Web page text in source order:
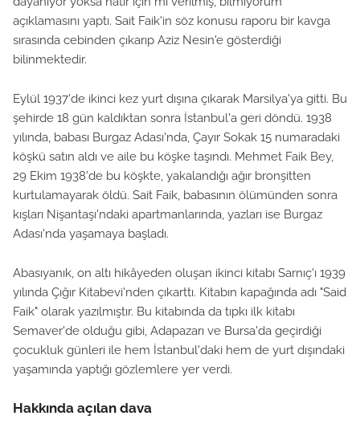
açıklamasını yaptı. Sait Faik'in söz konusu raporu bir kavga
sırasında cebinden çıkarıp Aziz Nesin'e gösterdiği
bilinmektedir.
Eylül 1937'de ikinci kez yurt dışına çıkarak Marsilya'ya gitti. Bu
şehirde 18 gün kaldıktan sonra İstanbul'a geri döndü. 1938
yılında, babası Burgaz Adası'nda, Çayır Sokak 15 numaradaki
köşkü satın aldı ve aile bu köşke taşındı. Mehmet Faik Bey,
29 Ekim 1938'de bu köşkte, yakalandığı ağır bronşitten
kurtulamayarak öldü. Sait Faik, babasının ölümünden sonra
kışları Nişantaşı'ndaki apartmanlarında, yazları ise Burgaz
Adası'nda yaşamaya başladı.
Abasıyanık, on altı hikâyeden oluşan ikinci kitabı Sarnıç'ı 1939
yılında Çığır Kitabevi'nden çıkarttı. Kitabın kapağında adı "Said
Faik" olarak yazılmıştır. Bu kitabında da tıpkı ilk kitabı
Semaver'de olduğu gibi, Adapazarı ve Bursa'da geçirdiği
çocukluk günleri ile hem İstanbul'daki hem de yurt dışındaki
yaşamında yaptığı gözlemlere yer verdi.
Hakkında açılan dava